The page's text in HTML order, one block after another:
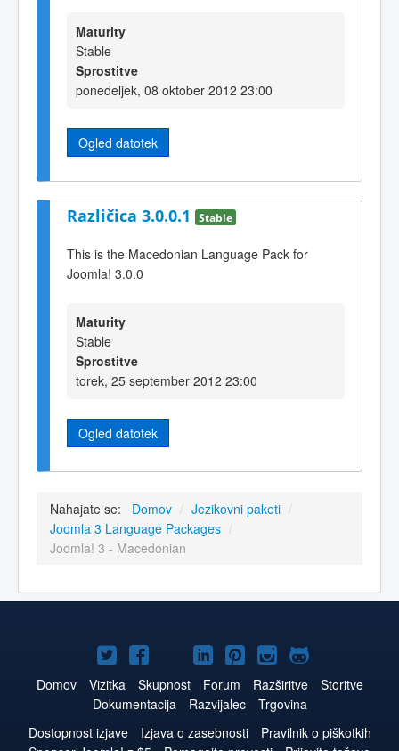
Maturity
Stable
Sprostitve
ponedeljek, 08 oktober 2012 23:00
Ogled datotek
Različica 3.0.0.1 Stable
This is the Macedonian Language Pack for
Joomla! 3.0.0
Maturity
Stable
Sprostitve
torek, 25 september 2012 23:00
Ogled datotek
Nahajate se: Domov / Jezikovni paketi /
Joomla 3 Language Packages /
Joomla! 3 - Macedonian
Joomla!
na
Twitter
Joomla!
na
Facebook
Joomla!
na
YouTube
Joomla!
na
LinkedIn
Joomla!
na
Pinterest
Joomla!
na
Instagram
Joomla!
na
GitHub
Domov Vizitka Skupnost Forum Razširitve
Storitve
Dokumentacija
Razvijalec
Trgovina
Dostopnost izjave
Izjava o zasebnosti
Pravilnik o piškotkih